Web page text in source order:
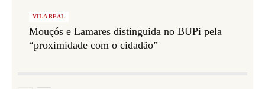
VILA REAL
Mouçós e Lamares distinguida no BUPi pela
“proximidade com o cidadão”